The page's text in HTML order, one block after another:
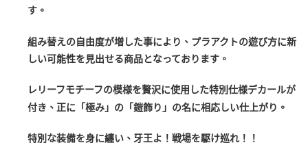
す。
組み替えの自由度が増した事により、プラアクトの遊び方に新
しい可能性を見出せる商品となっております。
レリーフモチーフの模様を贅沢に使用した特別仕様デカールが
付き、正に「極み」の「鎧飾り」の名に相応しい仕上がり。
特別な装備を身に纏い、牙王よ！戦場を駆け巡れ！！